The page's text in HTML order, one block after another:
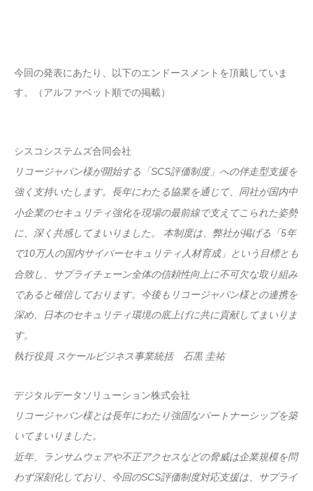
今回の発表にあたり、以下のエンドースメントを頂戴していま
す。（アルファベット順での掲載）
シスコシステムズ合同会社
リコージャパン様が開始する「SCS評価制度」への伴走型支援を
強く支持いたします。長年にわたる協業を通じて、同社が国内中
小企業のセキュリティ強化を現場の最前線で支えてこられた姿勢
に、深く共感してまいりました。 本制度は、弊社が掲げる「5年
で10万人の国内サイバーセキュリティ人材育成」という目標とも
合致し、サプライチェーン全体の信頼性向上に不可欠な取り組み
であると確信しております。今後もリコージャパン様との連携を
深め、日本のセキュリティ環境の底上げに共に貢献してまいりま
す。
執行役員 スケールビジネス事業統括 石黒 圭祐
デジタルデータソリューション株式会社
リコージャパン様とは長年にわたり強固なパートナーシップを築
いてまいりました。
近年、ランサムウェアや不正アクセスなどの脅威は企業規模を問
わず深刻化しており、今回のSCS評価制度対応支援は、サプライ